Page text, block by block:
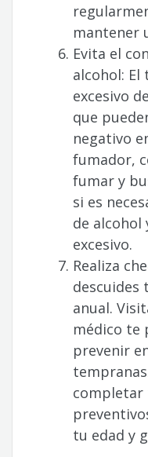
mantener
Evita el
alcohol: El
excesivo
que
negativo
fumador,
fumar y
si es
de alcohol
excesivo.
Realiza
descuides
anual.
médico te
prevenir
completar
tu edad y